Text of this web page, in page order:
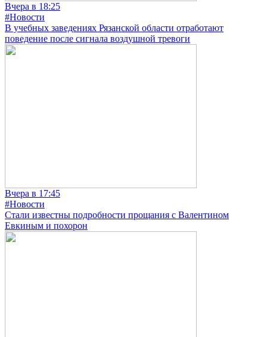
Вчера в 18:25
#Новости
В учебных заведениях Рязанской области отработают
поведение после сигнала воздушной тревоги
Вчера в 17:45
#Новости
Стали известны подробности прощания с Валентином
Евкиным и похорон